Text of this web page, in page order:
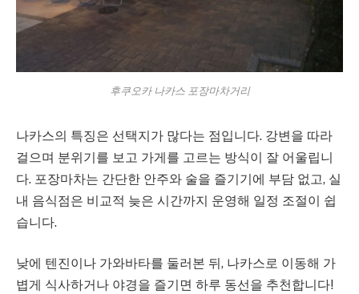
후쿠오카 나카스 포장마차거리
나카스의 특징은 선택지가 많다는 점입니다. 강변을 따라
걸으며 분위기를 보고 가게를 고르는 방식이 잘 어울립니
다. 포장마차는 간단한 안주와 술을 즐기기에 부담 없고, 실
내 음식점은 비교적 늦은 시간까지 운영해 일정 조절이 쉽
습니다.
낮에 텐진이나 가와바타를 둘러본 뒤, 나카스로 이동해 가
볍게 식사하거나 야경을 즐기면 하루 동선을 추천합니다!